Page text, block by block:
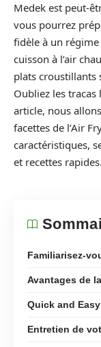
Medek est peut-
vous pourrez
fidèle à un
cuisson à l’air
plats croustillants
Oubliez les
article, nous
facettes de l’Air
caractéristiques,
et recettes rapides.
Familiarisez-
Avantages de
Quick and
Entretien de